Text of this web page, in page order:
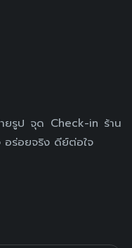
ยรูป จุด Check-in ร้าน
ร่อยจริง ดีย์ต่อใจ